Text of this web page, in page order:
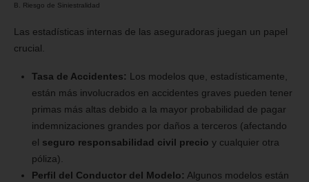
B. Riesgo de Siniestralidad
Las estadísticas internas de las aseguradoras juegan un papel
crucial.
Tasa de Accidentes: Los modelos que, estadísticamente,
están más involucrados en accidentes graves pueden tener
primas más altas debido a la mayor probabilidad de pagar
indemnizaciones grandes por daños a terceros (afectando
el seguro responsabilidad civil precio y cualquier otra
póliza).
Perfil del Conductor del Modelo: Algunos modelos están